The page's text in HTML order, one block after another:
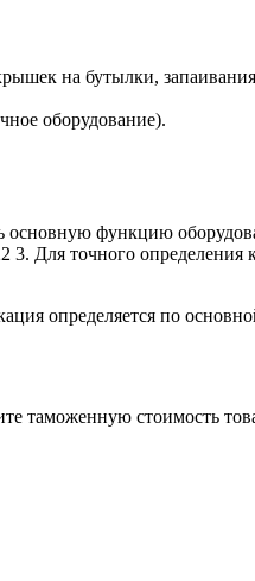
на бутылки,
оборудование).
функцию
Для точного определения
определяется по
таможенную стоимость